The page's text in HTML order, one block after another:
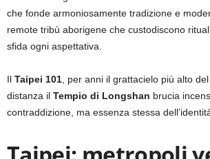
che fonde armoniosamente tradizione e
remote tribù aborigene che custodiscono
sfida ogni aspettativa.
Il Taipei 101 , per anni il grattacielo più alto
distanza il Tempio di Longshan brucia
contraddizione, ma essenza stessa